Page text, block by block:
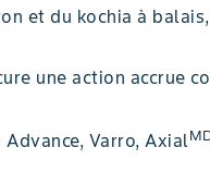
et du kochia à
une action accrue
Varro, Axial